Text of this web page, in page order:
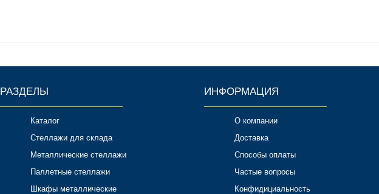
РАЗДЕЛЫ
Каталог
Стеллажи для склада
Металлические стеллажи
Паллетные стеллажи
Шкафы металлические
ИНФОРМАЦИЯ
О компании
Доставка
Способы оплаты
Частые вопросы
Конфидициальность